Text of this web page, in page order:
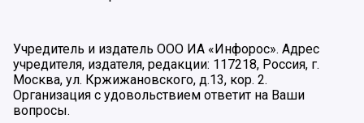
Учредитель и издатель ООО ИА «Инфорос». Адрес
учредителя, издателя, редакции: 117218, Россия, г.
Москва, ул. Кржижановского, д.13, кор. 2.
Организация с удовольствием ответит на Ваши
вопросы.